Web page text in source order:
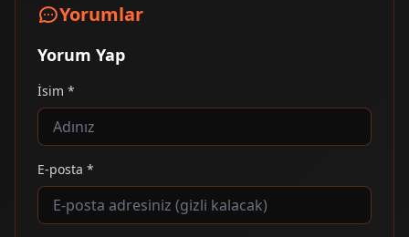
Yorumlar
Yorum Yap
İsim *
E-posta *